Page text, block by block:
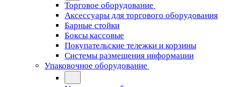
Торговое оборудование
Аксессуары для торгового оборудования
Барные стойки
Боксы кассовые
Покупательские тележки и корзины
Системы размещения информации
Упаковочное оборудование